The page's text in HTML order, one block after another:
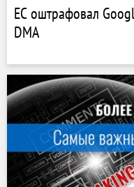
ЕС оштрафовал
DMA